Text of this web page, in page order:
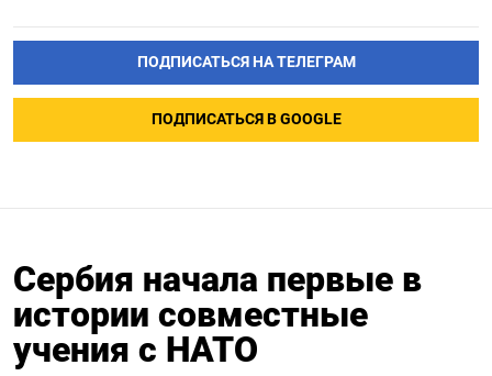
ПОДПИСАТЬСЯ НА ТЕЛЕГРАМ
ПОДПИСАТЬСЯ В GOOGLE
Сербия начала первые в
истории совместные
учения с НАТО